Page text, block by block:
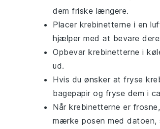
dem friske længere.
Placer krebinetterne i en
hjælper med at bevare
Opbevar krebinetterne i
ud.
Hvis du ønsker at fryse
bagepapir og fryse dem i
Når krebinetterne er
mærke posen med